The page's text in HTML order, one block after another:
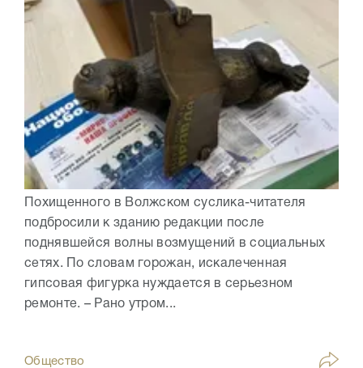
Похищенного в Волжском суслика-читателя
подбросили к зданию редакции после
поднявшейся волны возмущений в социальных
сетях. По словам горожан, искалеченная
гипсовая фигурка нуждается в серьезном
ремонте. – Рано утром...
Общество